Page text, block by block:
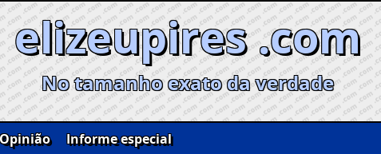
elizeupires .com
No tamanho exato da verdade
Opinião
Informe especial